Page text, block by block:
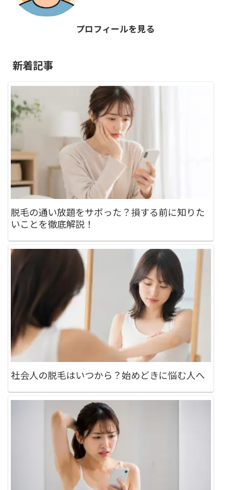
プロフィールを見る
新着記事
脱毛の通い放題をサボった？損する前に知りた
いことを徹底解説！
社会人の脱毛はいつから？始めどきに悩む人へ